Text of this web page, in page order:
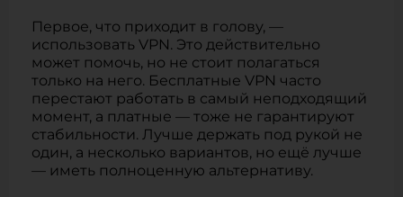
Первое, что приходит в голову, —
использовать VPN. Это действительно
может помочь, но не стоит полагаться
только на него. Бесплатные VPN часто
перестают работать в самый неподходящий
момент, а платные — тоже не гарантируют
стабильности. Лучше держать под рукой не
один, а несколько вариантов, но ещё лучше
— иметь полноценную альтернативу.